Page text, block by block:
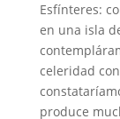
Esfínteres:
en una isla
celeridad
produce